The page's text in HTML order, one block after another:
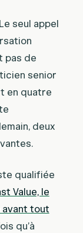
seul appel
pas de
senior
en quatre
deux
qualifiée
Value, le
avant tout
qu’à